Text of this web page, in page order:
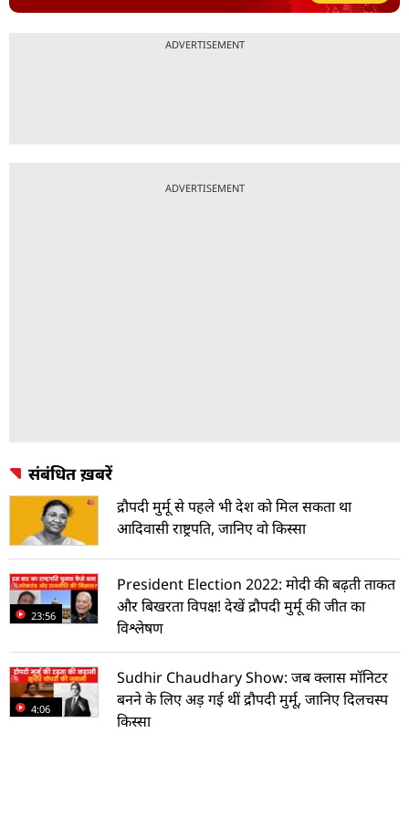
ADVERTISEMENT
ADVERTISEMENT
संबंधित ख़बरें
द्रौपदी मुर्मू से पहले भी देश को मिल सकता था
आदिवासी राष्ट्रपति, जानिए वो किस्सा
23:56
President Election 2022: मोदी की बढ़ती ताकत
और ब‍िखरता व‍िपक्ष! देखें द्रौपदी मुर्मू की जीत का
व‍िश्लेषण
4:06
Sudhir Chaudhary Show: जब क्लास मॉनिटर
बनने के ल‍िए अड़ गई थीं द्रौपदी मुर्मू, जान‍िए द‍िलचस्प
क‍िस्सा